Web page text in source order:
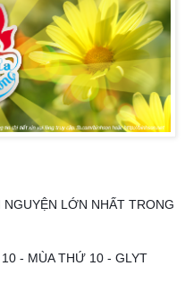
LỚN NHẤT TRONG
- MÙA THỨ 10 - GLYT